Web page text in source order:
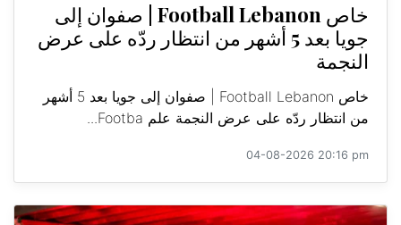
خاص Football Lebanon | صفوان إلى
جويا بعد 5 أشهر من انتظار ردّه على عرض
النجمة
خاص Football Lebanon | صفوان إلى جويا بعد 5 أشهر
من انتظار ردّه على عرض النجمة علم Footba...
04-08-2026 20:16 pm